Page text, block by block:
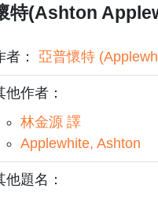
特(Ashton
者： 亞普懷特
他作者：
林金源 譯
Applewhite, Ashton
他題名：